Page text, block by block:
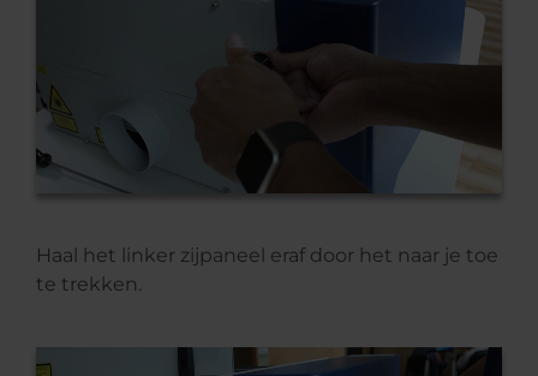
Haal het linker zijpaneel eraf door het naar je toe
te trekken.